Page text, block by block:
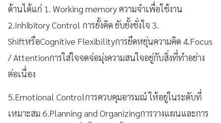
ด้านได้แก่ 1. Working memory ความจำเพื่อใช้งาน
2.Inhibitory Control การยั้งคิด ยับยั้งชั่งใจ 3.
ShiftหรือCognitive Flexibilityการยืดหยุ่นความคิด 4.Focus
/ Attentionการใส่ใจจดจ่อมุ่งความสนใจอยู่กับสิ่งที่ทำอย่าง
ต่อเนื่อง
5.Emotional Controlการควบคุมอารมณ์ ให้อยู่ในระดับที่
เหมาะสม 6.Planning and Organizingการวางแผนและการ